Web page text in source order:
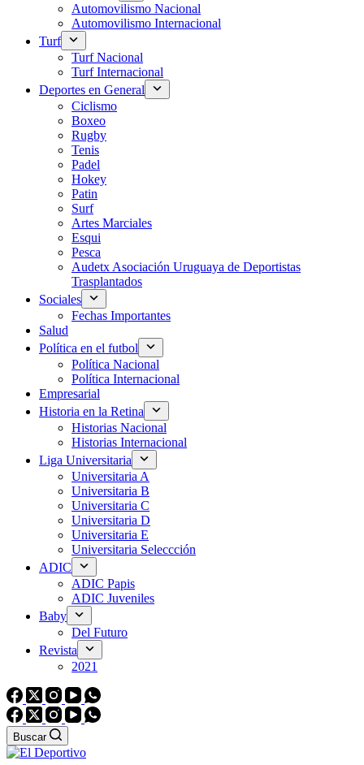
Automovilismo Nacional
Automovilismo Internacional
Turf
Turf Nacional
Turf Internacional
Deportes en General
Ciclismo
Boxeo
Rugby
Tenis
Padel
Hokey
Patin
Surf
Artes Marciales
Esqui
Pesca
Audetx Asociación Uruguaya de Deportistas
Trasplantados
Sociales
Fechas Importantes
Salud
Política en el futbol
Política Nacional
Política Internacional
Empresarial
Historia en la Retina
Historias Nacional
Historias Internacional
Liga Universitaria
Universitaria A
Universitaria B
Universitaria C
Universitaria D
Universitaria E
Universitaria Seleccción
ADIC
ADIC Papis
ADIC Juveniles
Baby
Del Futuro
Revista
2021
Buscar